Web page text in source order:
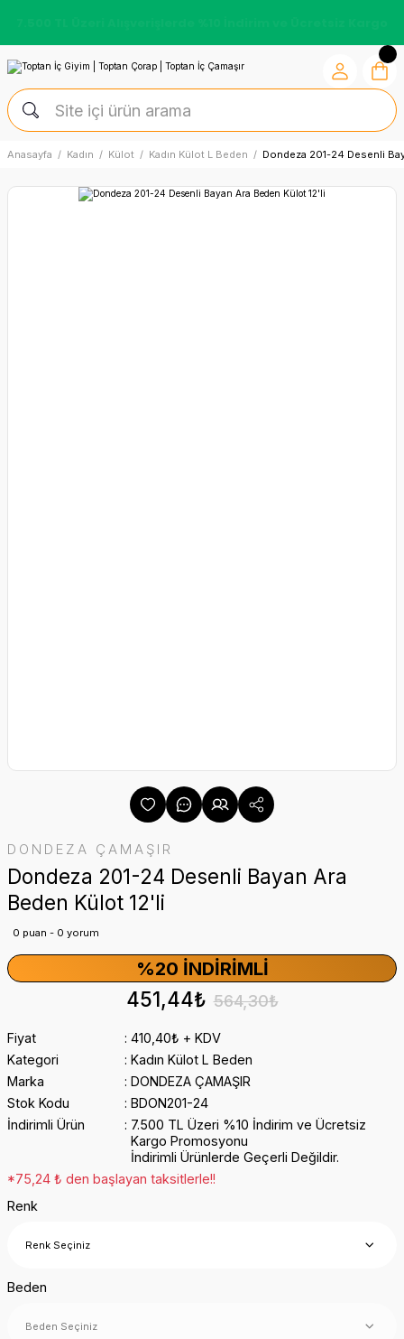
Anasayfa Kadın Külot Kadın Külot L Beden Dondeza 201-24 Desenli
DONDEZA ÇAMAŞIR
Dondeza 201-24 Desenli Bayan Ara
Beden Külot 12'li
0 puan - 0 yorum
%20 İNDIRIMLI
451,44₺ 564,30₺
Fiyat
410,40₺ + KDV
Kategori
Kadın Külot L Beden
Marka
DONDEZA ÇAMAŞIR
Stok Kodu
BDON201-24
İndirimli Ürün
7.500 TL Üzeri %10 İndirim ve Ücretsiz
Kargo Promosyonu
İndirimli Ürünlerde Geçerli Değildir.
*75,24 ₺ den başlayan taksitlerle!!
Renk
Beden